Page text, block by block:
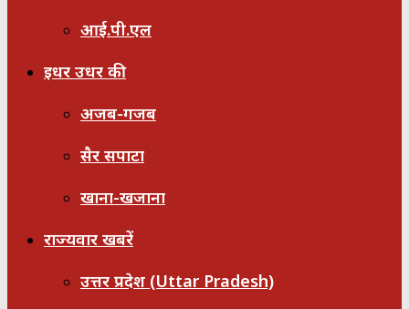
आई.पी.एल
इधर उधर की
अजब-गजब
सैर सपाटा
खाना-खजाना
राज्यवार खबरें
उत्तर प्रदेश (Uttar Pradesh)